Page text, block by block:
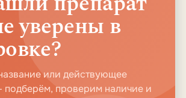
уверены в
или действующее
подберём, проверим наличие и